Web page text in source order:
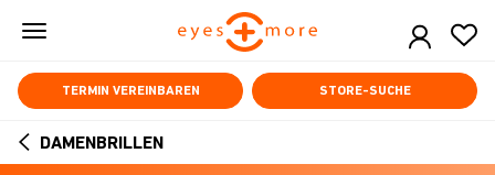
Skip
content
TERMIN VEREINBAREN STORE-SUCHE
ARROW
DAMENBRILLEN